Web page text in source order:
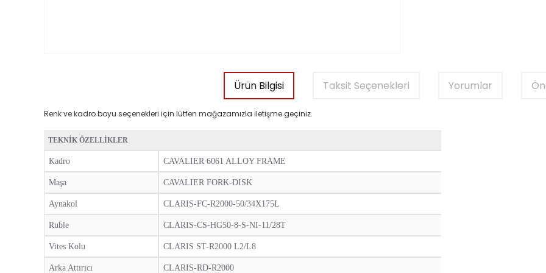
Ürün Bilgisi Taksit Seçenekleri Yorumlar
Renk ve kadro boyu seçenekleri için lütfen mağazamızla iletişme geçiniz.
TEKNIK ÖZELLIKLER
Kadro CAVALIER 6061 ALLOY FRAME
Maşa CAVALIER FORK-DISK
Aynakol CLARIS-FC-R2000-50/34X175L
Ruble CLARIS-CS-HG50-8-S-NI-11/28T
Vites Kolu CLARIS ST-R2000 L2/L8
Arka Attırıcı CLARIS-RD-R2000